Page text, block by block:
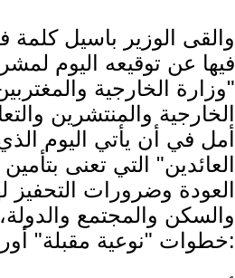
والقى الوزير باسيل كلمة
فيها عن توقيعه اليوم
"وزارة الخارجية
الخارجية والمنتشرين
أمل في أن يأتي اليوم
العائدين" التي تعنى
العودة وضرورات التحفيز
والسكن والمجتمع
خطوات "نوعية مقبلة" أوردها كالآتي: